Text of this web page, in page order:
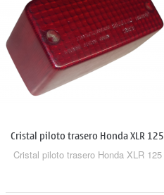
Cristal piloto trasero Honda XLR 125
Cristal piloto trasero Honda XLR 125